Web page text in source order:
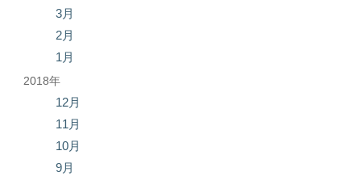
3月
2月
1月
2018年
12月
11月
10月
9月